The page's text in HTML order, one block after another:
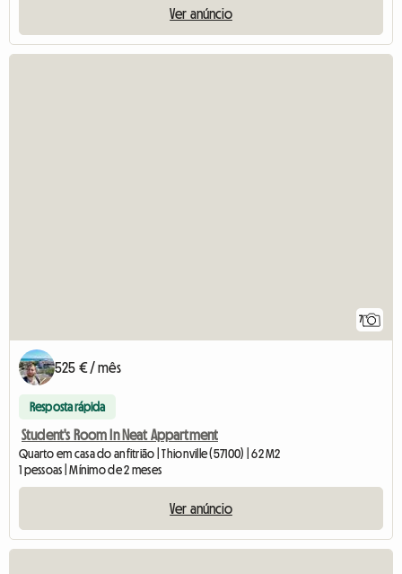
Ver anúncio
7
525 € / mês
Resposta rápida
Student's Room In Neat Appartment
Quarto em casa do anfitrião | Thionville (57100) | 62 M2
1 pessoas | Mínimo de 2 meses
Ver anúncio